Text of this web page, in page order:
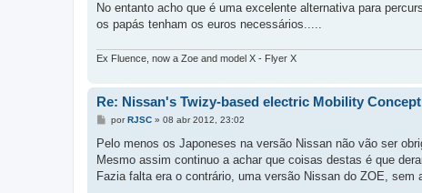
No entanto acho que é uma excelente alternativa para
os papás tenham os euros necessários.....
Ex Fluence, now a Zoe and model X - Flyer X
Re: Nissan's Twizy-based electric Mobility
M
n
a
g
porRJSC» 08 abr 2012, 23:02
Pelo menos os Japoneses na versão Nissan não vão ser
Mesmo assim continuo a achar que coisas destas é que
Fazia falta era o contrário, uma versão Nissan do ZOE, sem